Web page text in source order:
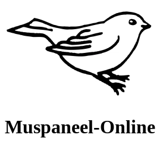
Muspaneel-Online